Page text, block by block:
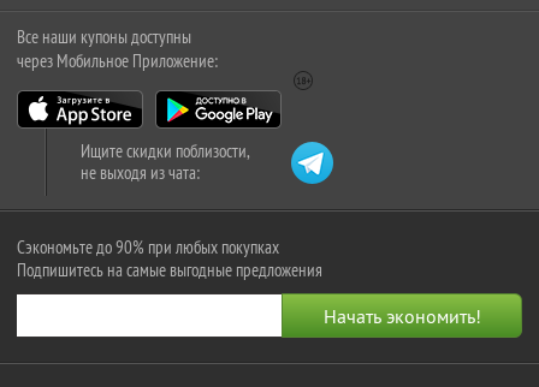
Все наши купоны доступны
через Мобильное Приложение:
Ищите скидки поблизости,
не выходя из чата:
Сэкономьте до 90% при любых покупках
Подпишитесь на самые выгодные предложения